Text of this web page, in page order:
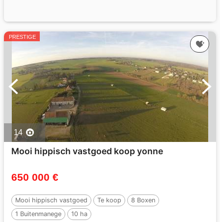
PRESTIGE
14
Mooi hippisch vastgoed koop yonne
650 000 €
Mooi hippisch vastgoed Te koop
8 Boxen
1 Buitenmanege
10 ha